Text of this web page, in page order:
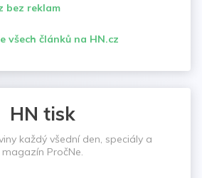
bez reklam
všech článků na HN.cz
HN tisk
každý všední den, speciály a
magazín PročNe.